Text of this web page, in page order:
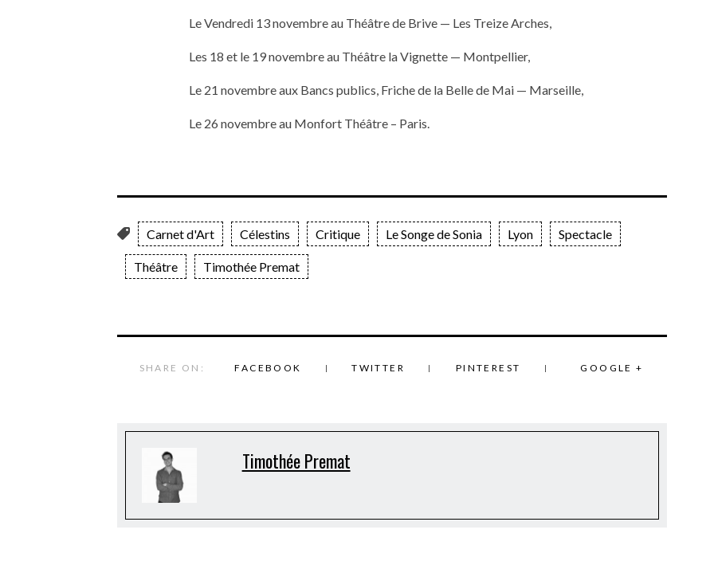
Le Vendredi 13 novembre au Théâtre de Brive — Les Treize Arches,
Les 18 et le 19 novembre au Théâtre la Vignette — Montpellier,
Le 21 novembre aux Bancs publics, Friche de la Belle de Mai — Marseille,
Le 26 novembre au Monfort Théâtre – Paris.
Carnet d'Art Célestins Critique Le Songe de Sonia Lyon Spectacle
Théâtre Timothée Premat
SHARE ON: FACEBOOK TWITTER PINTEREST GOOGLE +
Timothée Premat